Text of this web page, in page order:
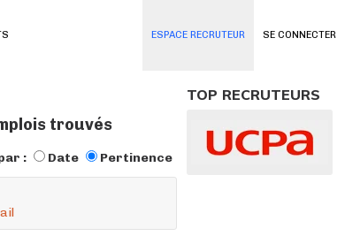
SE CONNECTER
ESPACE RECRUTEUR
trouvés
: Date Pertinence
TOP RECRUTEURS